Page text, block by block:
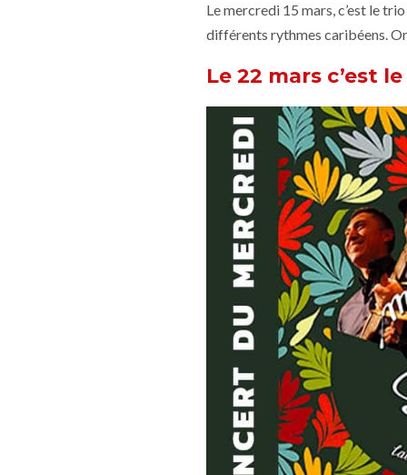
Le mercredi 15 mars, c’est le
différents rythmes caribéens.
Le 22 mars c’est